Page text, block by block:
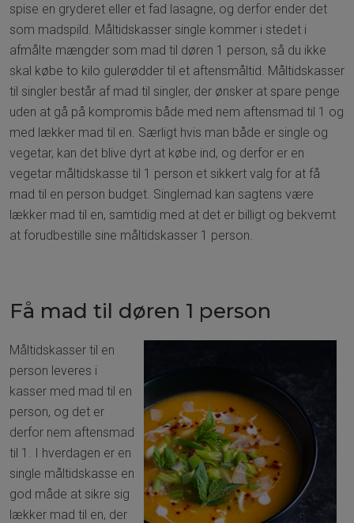
spise en gryderet eller et fad lasagne, og derfor ender det
som madspild. Måltidskasser single kommer i stedet i
afmålte mængder som mad til døren 1 person, så du ikke
skal købe to kilo gulerødder til et aftensmåltid. Måltidskasser
til singler består af mad til singler, der ønsker at spare penge
uden at gå på kompromis både med nem aftensmad til 1 og
med lækker mad til en. Særligt hvis man både er single og
vegetar, kan det blive dyrt at købe ind, og derfor er en
vegetar måltidskasse til 1 person et sikkert valg for at få
mad til en person budget. Singlemad kan sagtens være
lækker mad til en, samtidig med at det er billigt og bekvemt
at forudbestille sine måltidskasser 1 person.
Få mad til døren 1 person
Måltidskasser til en
person leveres i
kasser med mad til en
person, og det er
derfor nem aftensmad
til 1. I hverdagen er en
single måltidskasse en
god måde at sikre sig
lækker mad til en, der